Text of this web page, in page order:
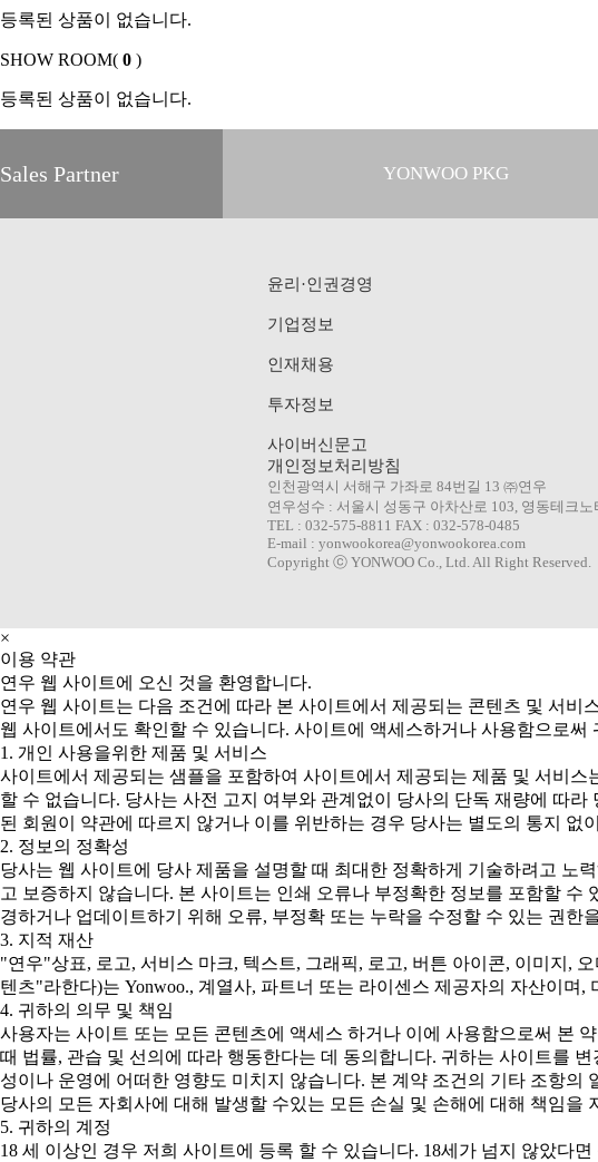
등록된 상품이 없습니다.
SHOW ROOM( 0 )
등록된 상품이 없습니다.
Sales Partner YONWOO PKG
윤리·인권경영
기업정보
인재채용
투자정보
사이버신문고
개인정보처리방침
인천광역시 서해구 가좌로 84번길 13 ㈜연우
연우성수 : 서울시 성동구 아차산로 103, 영동테크노
TEL : 032-575-8811 FAX : 032-578-0485
E-mail : yonwookorea@yonwookorea.com
Copyright ⓒ YONWOO Co., Ltd. All Right Reserved.
×
이용 약관
연우 웹 사이트에 오신 것을 환영합니다.
연우 웹 사이트는 다음 조건에 따라 본 사이트에서 제공되는 콘텐츠 및 서
웹 사이트에서도 확인할 수 있습니다. 사이트에 액세스하거나 사용함으로
1. 개인 사용을위한 제품 및 서비스
사이트에서 제공되는 샘플을 포함하여 사이트에서 제공되는 제품 및 서비
할 수 없습니다. 당사는 사전 고지 여부와 관계없이 당사의 단독 재량에 따
된 회원이 약관에 따르지 않거나 이를 위반하는 경우 당사는 별도의 통지 없
2. 정보의 정확성
당사는 웹 사이트에 당사 제품을 설명할 때 최대한 정확하게 기술하려고 노
고 보증하지 않습니다. 본 사이트는 인쇄 오류나 부정확한 정보를 포함할
경하거나 업데이트하기 위해 오류, 부정확 또는 누락을 수정할 수 있는 권한
3. 지적 재산
"연우"상표, 로고, 서비스 마크, 텍스트, 그래픽, 로고, 버튼 아이콘, 이미지,
텐츠"라한다)는 Yonwoo., 계열사, 파트너 또는 라이센스 제공자의 자산이
4. 귀하의 의무 및 책임
사용자는 사이트 또는 모든 콘텐츠에 액세스 하거나 이에 사용함으로써 본
때 법률, 관습 및 선의에 따라 행동한다는 데 동의합니다. 귀하는 사이트를
성이나 운영에 어떠한 영향도 미치지 않습니다. 본 계약 조건의 기타 조항
당사의 모든 자회사에 대해 발생할 수있는 모든 손실 및 손해에 대해 책임을
5. 귀하의 계정
18 세 이상인 경우 저희 사이트에 등록 할 수 있습니다. 18세가 넘지 않았다